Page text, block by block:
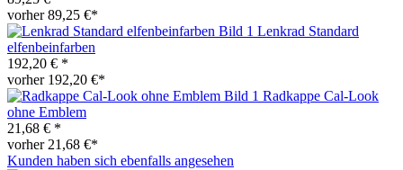
vorher 89,25 €*
Lenkrad Standard
elfenbeinfarben
192,20 € *
vorher 192,20 €*
Radkappe Cal-Look
ohne Emblem
21,68 € *
vorher 21,68 €*
Kunden haben sich ebenfalls angesehen